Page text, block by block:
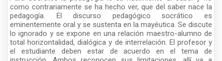
como contrariamente se ha hecho ver, que del saber nace la
pedagogía. El discurso pedagógico socrático es
eminentemente oral y se sustenta en la mayéutica. Se discute
lo ignorado y se expone en una relación maestro-alumno de
total horizontalidad, dialógica y de interrelación. El profesor y
el estudiante deben estar de acuerdo en el tema de